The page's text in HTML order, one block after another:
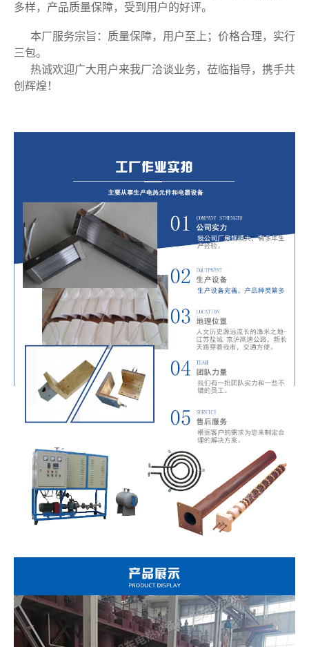
多样，产品质量保障，受到用户的好评。
本厂服务宗旨：质量保障，用户至上；价格合理，实行
三包。
热诚欢迎广大用户来我厂洽谈业务，莅临指导，携手共
创辉煌！